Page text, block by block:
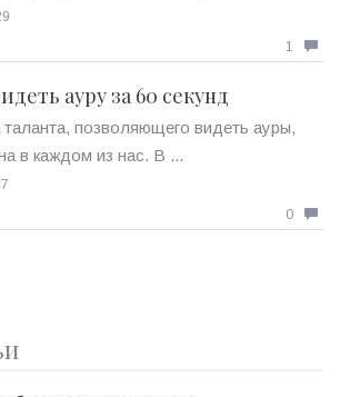
1
ауру за 60 секунд
позволяющего видеть ауры,
в каждом из нас. В ...
0